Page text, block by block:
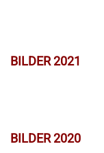
BILDER 2021
BILDER 2020